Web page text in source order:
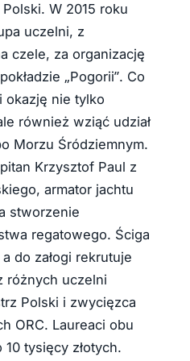
W 2015 roku
uczelni, z
czele, za organizację
„Pogorii”. Co
okazję nie tylko
również wziąć udział
Morzu Śródziemnym.
Krzysztof Paul z
armator jachtu
stworzenie
regatowego. Ściga
do załogi rekrutuje
różnych uczelni
Polski i zwycięzca
ORC. Laureaci obu
tysięcy złotych.